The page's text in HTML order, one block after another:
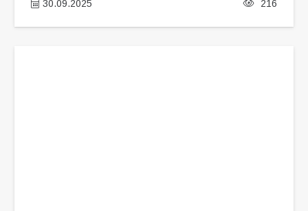
30.09.2025 216